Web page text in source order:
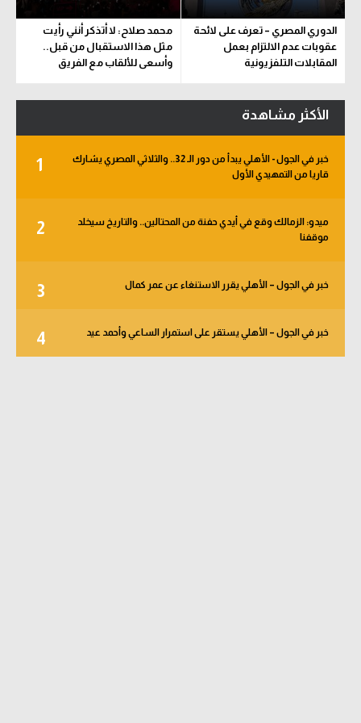
الدوري المصري – تعرف على لائحة
عقوبات عدم الالتزام بعمل
المقابلات التلفزيونية
محمد صلاح: لا أتذكر أنني رأيت
مثل هذا الاستقبال من قبل..
وأسعى للألقاب مع الفريق
الأكثر مشاهدة
1
خبر في الجول - الأهلي يبدأ من دور الـ 32.. والثلاثي المصري يشارك
قاريا من التمهيدي الأول
2
ميدو: الزمالك وقع في أيدي حفنة من المحتالين.. والتاريخ سيخلد
موقفنا
3 خبر في الجول – الأهلي يقرر الاستنغاء عن عمر كمال
4 خبر في الجول – الأهلي يستقر على استمرار الساعي وأحمد عيد